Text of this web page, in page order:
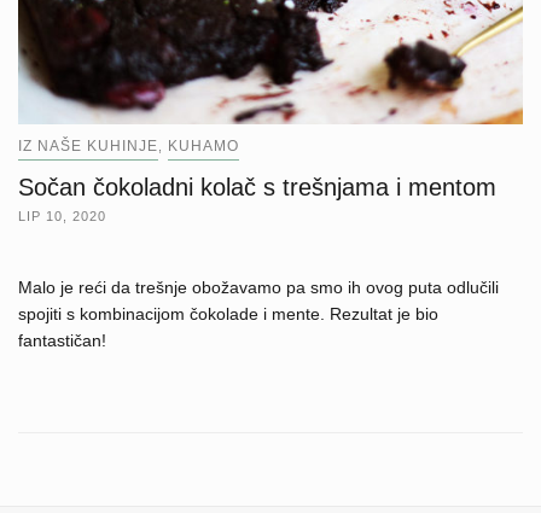
IZ NAŠE KUHINJE KUHAMO
Sočan čokoladni kolač s trešnjama i mentom
LIP 10, 2020
Malo je reći da trešnje obožavamo pa smo ih ovog puta odlučili
spojiti s kombinacijom čokolade i mente. Rezultat je bio
fantastičan!